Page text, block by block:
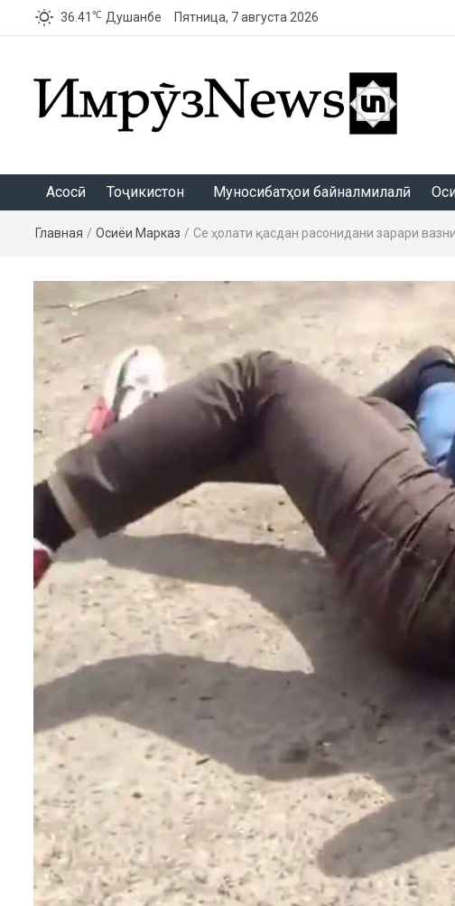
36.41 ℃ Душанбе Пятница, 7 августа 2026
Асосӣ Тоҷикистон Муносибатҳои байналмилалӣ
Главная / Осиёи Марказӣ / Се ҳолати қасдан расонидани зарари